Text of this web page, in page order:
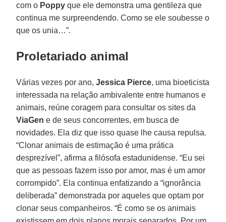
com o Poppy que ele demonstra uma gentileza que
continua me surpreendendo. Como se ele soubesse o
que os unia…”.
Proletariado animal
Várias vezes por ano,Jessica Pierce, uma bioeticista
interessada na relação ambivalente entre humanos e
animais, reúne coragem para consultar os sites da
ViaGen e de seus concorrentes, em busca de
novidades. Ela diz que isso quase lhe causa repulsa.
“Clonar animais de estimação é uma prática
desprezível”, afirma a filósofa estadunidense. “Eu sei
que as pessoas fazem isso por amor, mas é um amor
corrompido”. Ela continua enfatizando a “ignorância
deliberada” demonstrada por aqueles que optam por
clonar seus companheiros. “É como se os animais